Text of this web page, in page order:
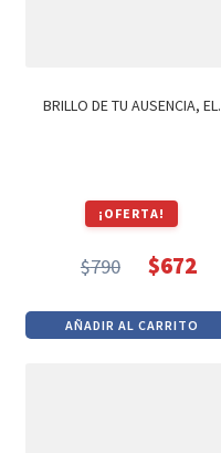
BRILLO DE TU AUSENCIA, EL.
¡OFERTA!
$790
precio
original
$672
precio
actual
AÑADIR AL CARRITO